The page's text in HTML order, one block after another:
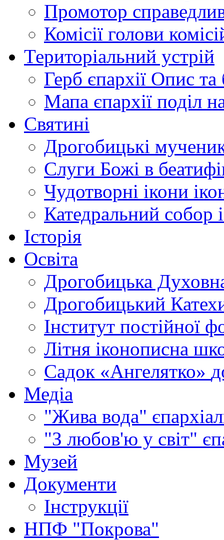
Промотор
Комісії голови
Територіальний устрій
Герб єпархії Опис та
Мапа єпархії поділ
Святині
Дрогобицькі
Слуги Божі в
Чудотворні ікони
Катедральний собор
Історія
Освіта
Дрогобицька
Дрогобицький
Інститут постійної
Літня іконописна
Садок «Ангелятко»
Медіа
"Жива вода"
"З любов'ю у світ"
Музей
Документи
Інструкції
НПФ "Покрова"